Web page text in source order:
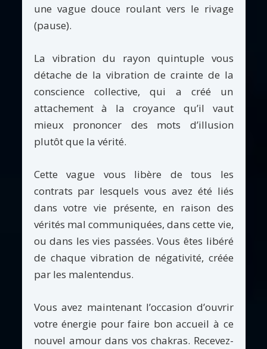
une vague douce roulant vers le rivage
(pause).
La vibration du rayon quintuple vous
détache de la vibration de crainte de la
conscience collective, qui a créé un
attachement à la croyance qu’il vaut
mieux prononcer des mots d’illusion
plutôt que la vérité.
Cette vague vous libère de tous les
contrats par lesquels vous avez été liés
dans votre vie présente, en raison des
vérités mal communiquées, dans cette vie,
ou dans les vies passées. Vous êtes libéré
de chaque vibration de négativité, créée
par les malentendus.
Vous avez maintenant l’occasion d’ouvrir
votre énergie pour faire bon accueil à ce
nouvel amour dans vos chakras. Recevez-